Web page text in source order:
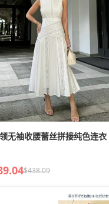
无袖收腰蕾丝拼接纯色连衣
$438.09